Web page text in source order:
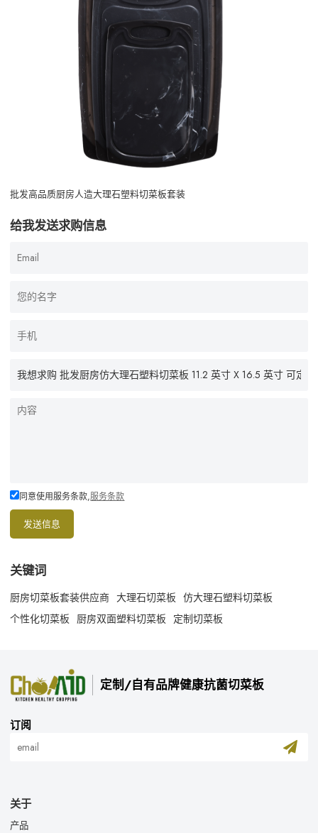
批发高品质厨房人造大理石塑料切菜板套装
给我发送求购信息
同意使用服务条款,服务条款
发送信息
关键词
厨房切菜板套装供应商 大理石切菜板 仿大理石塑料切菜板
个性化切菜板 厨房双面塑料切菜板 定制切菜板
定制/自有品牌健康抗菌切菜板
订阅
关于
产品